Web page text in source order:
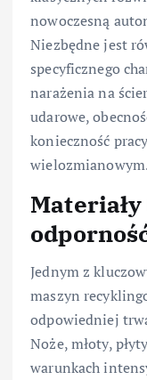
nowoczesną
Niezbędne jest
specyficznego
narażenia na
udarowe,
konieczność
Jednym z
maszyn
odpowiedniej
Noże, młoty,
warunkach